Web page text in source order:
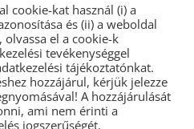
Minden jog fenntartva.
cookie-kat használ (i) a
és (ii) a weboldal
olvassa el a cookie-k
tevékenységgel
tájékoztatónkat.
hozzájárul, kérjük jelezze
A hozzájárulását
ami nem érinti a
jogszerűségét.